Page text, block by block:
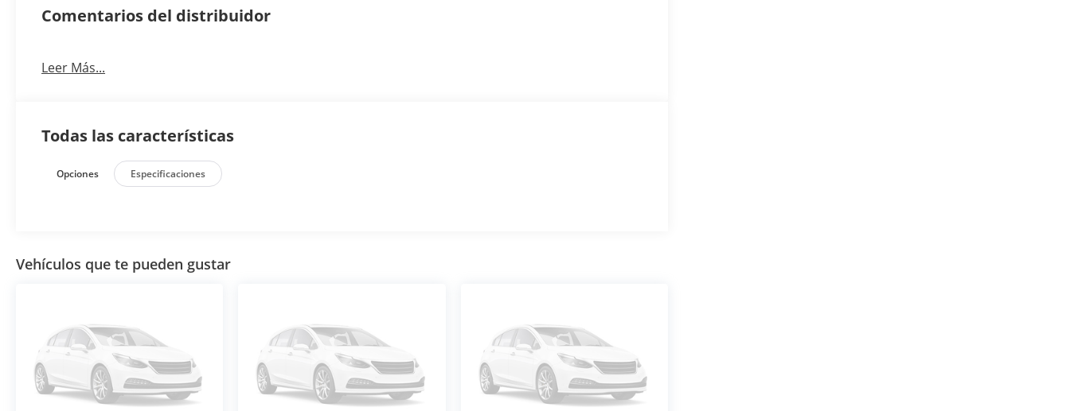
Comentarios del distribuidor
Leer Más...
Todas las características
Opciones Especificaciones
Vehículos que te pueden gustar